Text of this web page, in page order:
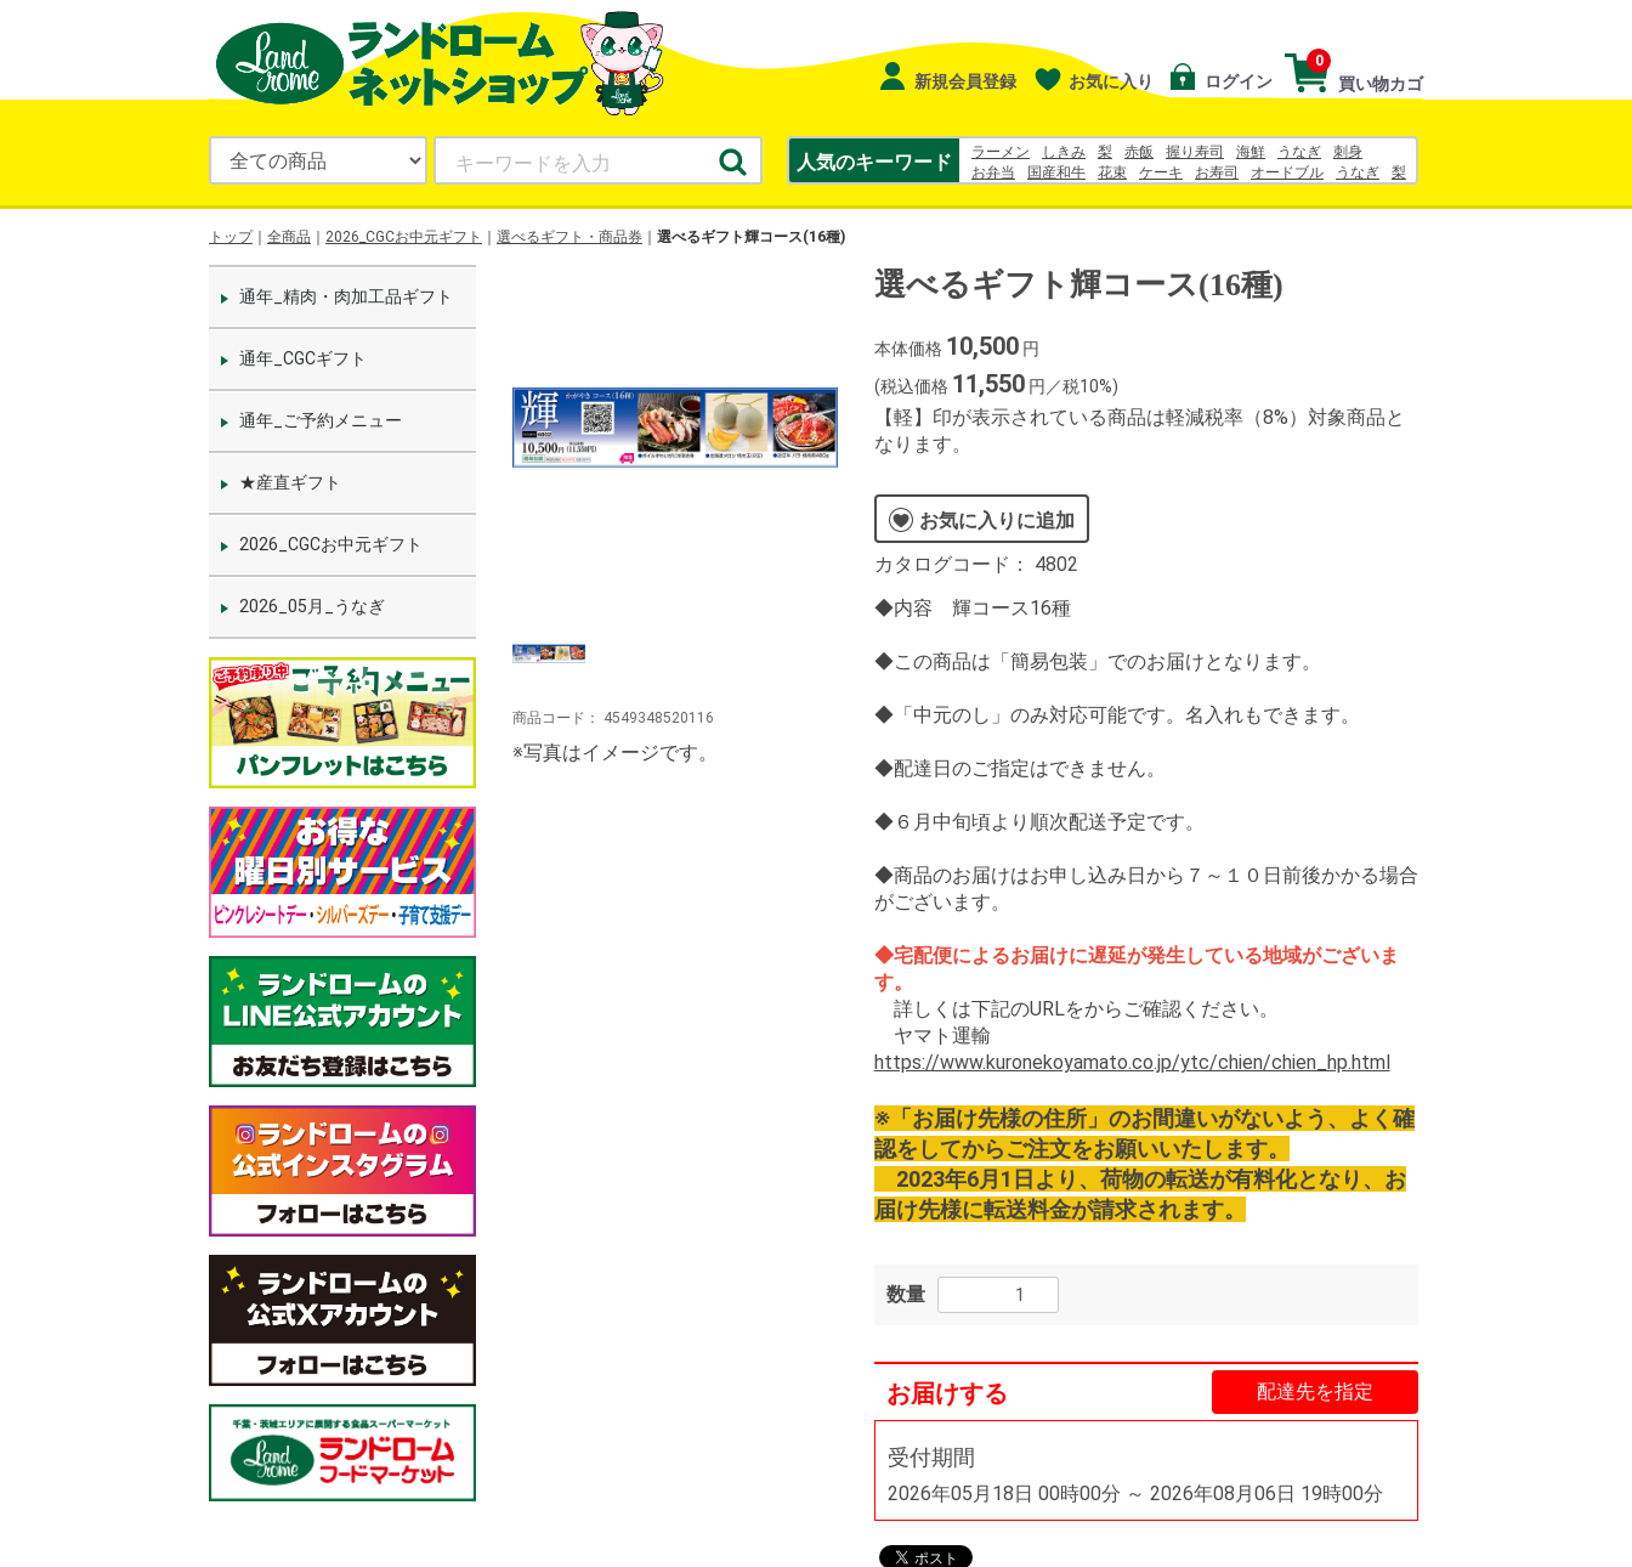
買い物カゴ
0
新規会員登録 お気に入り ログイン
人気のキーワード ラーメン しきみ 梨 赤飯 握り寿司 海鮮 うなぎ
刺身
お弁当
国産和牛 花束 ケーキ お寿司 オードブル うなぎ
梨
トップ 全商品 2026_CGCお中元ギフト 選べるギフト・商品券 選べるギフト輝コース(16種)
通年_精肉・肉加工品ギフト
通年_CGCギフト
通年_ご予約メニュー
★産直ギフト
2026_CGCお中元ギフト
2026_05月_うなぎ
選べるギフト輝コース(16種)
本体価格 10,500円
(税込価格 11,550円／税10%)
【軽】印が表示されている商品は軽減税率（8%）対象商品と
なります。
お気に入りに追加
カタログコード： 4802
◆内容 輝コース16種
◆この商品は「簡易包装」でのお届けとなります。
◆「中元のし」のみ対応可能です。名入れもできます。
◆配達日のご指定はできません。
◆６月中旬頃より順次配送予定です。
◆商品のお届けはお申し込み日から７～１０日前後かかる場合
がございます。
◆宅配便によるお届けに遅延が発生している地域がございま
す。
詳しくは下記のURLをからご確認ください。
ヤマト運輸
https://www.kuronekoyamato.co.jp/ytc/chien/chien_hp.html
※「お届け先様の住所」のお間違いがないよう、よく確
認をしてからご注文をお願いいたします。
2023年6月1日より、荷物の転送が有料化となり、お
届け先様に転送料金が請求されます。
数量
お届けする 配達先を指定
受付期間
2026年05月18日 00時00分 ～ 2026年08月06日 19時00分
商品コード： 4549348520116
※写真はイメージです。